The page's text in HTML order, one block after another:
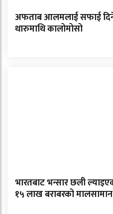
अफताब आलमलाई सफाई दिने
थारुमाथि कालोमोसो
भारतबाट भन्सार छली
१५ लाख बराबरको मालसामान